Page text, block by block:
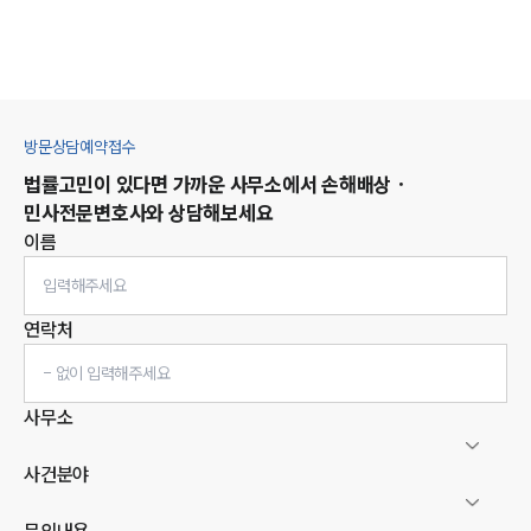
방문상담예약접수
법률고민이 있다면 가까운 사무소에서 손해배상 ·
민사전문변호사와 상담해보세요
이름
연락처
사무소
사건분야